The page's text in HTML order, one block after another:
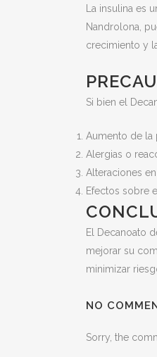
La insulina
Nandrolona,
crecimiento y
Si bien el
Aumento de la
Alergias o
Alteraciones
Efectos sobre
El Decanoato
mejorar su
minimizar
NO
Sorry, the